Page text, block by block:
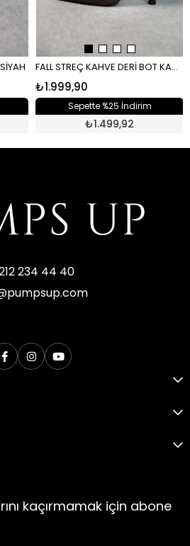
FALL STREÇ KAHVE DERİ BOT KAHVE
₺1.999,90
Sepette %25 İndirim
₺1.499,92
234 44 40
kaçırmamak için abone